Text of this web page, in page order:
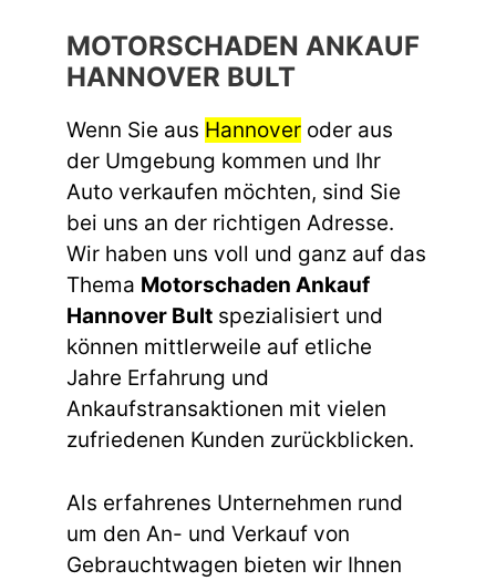
MOTORSCHADEN ANKAUF
HANNOVER BULT
Wenn Sie aus Hannover oder aus
der Umgebung kommen und Ihr
Auto verkaufen möchten, sind Sie
bei uns an der richtigen Adresse.
Wir haben uns voll und ganz auf das
Thema Motorschaden Ankauf
Hannover Bult spezialisiert und
können mittlerweile auf etliche
Jahre Erfahrung und
Ankaufstransaktionen mit vielen
zufriedenen Kunden zurückblicken.
Als erfahrenes Unternehmen rund
um den An- und Verkauf von
Gebrauchtwagen bieten wir Ihnen